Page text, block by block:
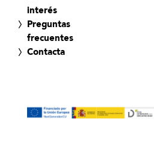
interés
Preguntas
frecuentes
Contacta